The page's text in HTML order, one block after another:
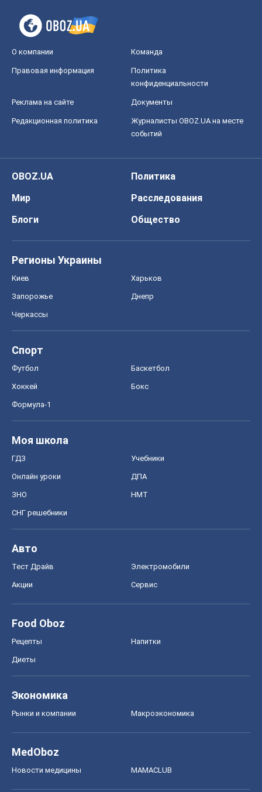
О компании Команда
Правовая информация
Политика
конфиденциальности
Реклама на сайте Документы
Редакционная политика
Журналисты OBOZ.UA на месте
событий
OBOZ.UA
Политика
Мир
Расследования
Блоги
Общество
Регионы Украины
Киев Харьков
Запорожье Днепр
Черкассы
Спорт
Футбол Баскетбол
Хоккей Бокс
Формула-1
Моя школа
ГДЗ Учебники
Онлайн уроки ДПА
ЗНО НМТ
СНГ решебники
Авто
Тест Драйв Электромобили
Акции Сервис
Food Oboz
Рецепты Напитки
Диеты
Экономика
Рынки и компании Mакроэкономика
MedOboz
Новости медицины MAMACLUB